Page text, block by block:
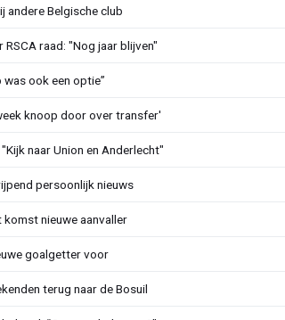
andere Belgische club
raad: "Nog jaar blijven"
ook een optie”
knoop door over transfer'
naar Union en Anderlecht"
persoonlijk nieuws
nieuwe aanvaller
goalgetter voor
terug naar de Bosuil